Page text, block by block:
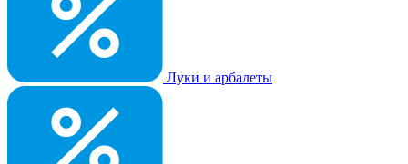
Луки и арбалеты